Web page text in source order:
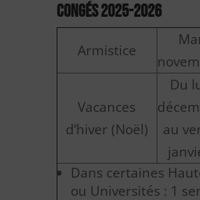
Congés 2025-2026
Armistice
Vacances
d’hiver (Noël)
Du
au
Dans certaines
ou Universités : 1